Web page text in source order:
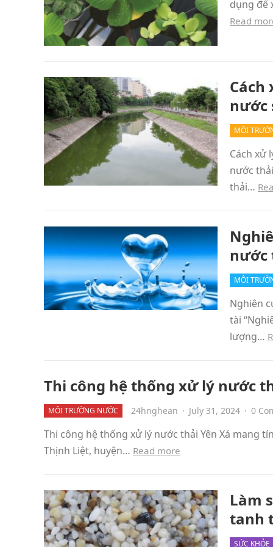
dụng để
Read
Cách
nước
MÔI
Cách xử
nước
thải…
nước
MÔI
Nghiên
tài
lượng…
Thi công hệ thống xử lý nước
MÔI TRƯỜNG NƯỚC 24hnghean · July 31, 2024 · 0
Thi công hệ thống xử lý nước thải Yên Xá mang
Thịnh Liệt, huyện… Read more
Làm
tanh
SỨC KHỎE